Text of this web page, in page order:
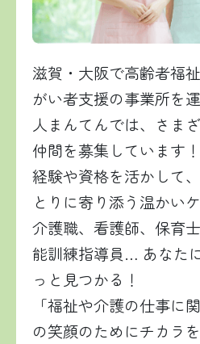
滋賀・大阪で高齢者福
がい者支援の事業所を
人まんてんでは、さま
仲間を募集しています！
経験や資格を活かして
とりに寄り添う温かい
介護職、看護師、保育
能訓練指導員… あなた
っと見つかる！
「福祉や介護の仕事に
の笑顔のためにチカラ